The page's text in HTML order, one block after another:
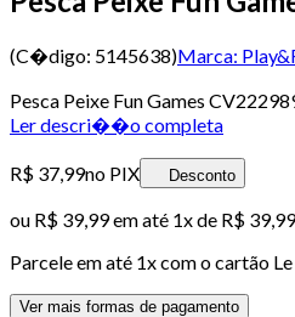
(C�digo: 5145638)Marca:
Pesca Peixe Fun Games
Ler descri��o completa
R$ 37,99no PIX Desconto
ou R$ 39,99em até 1x de R$ 39,99
Parcele em até 1x com o cartão
Ver mais formas de pagamento